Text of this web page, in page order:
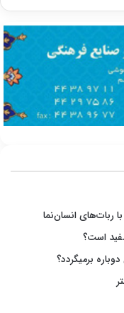
ربات‌های انسان‌نما
است؟
برمیگردد؟